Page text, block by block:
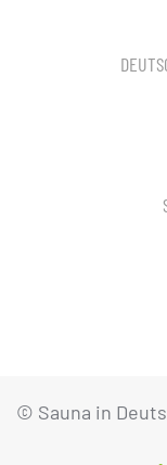
© Sauna in